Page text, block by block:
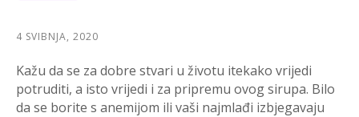
4 SVIBNJA, 2020
Kažu da se za dobre stvari u životu itekako vrijedi
potruditi, a isto vrijedi i za pripremu ovog sirupa. Bilo
da se borite s anemijom ili vaši najmlađi izbjegavaju